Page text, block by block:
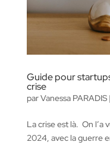
Guide pour
crise
parVanessa PARADIS|
La crise est là. On l’a
2024, avec la guerre